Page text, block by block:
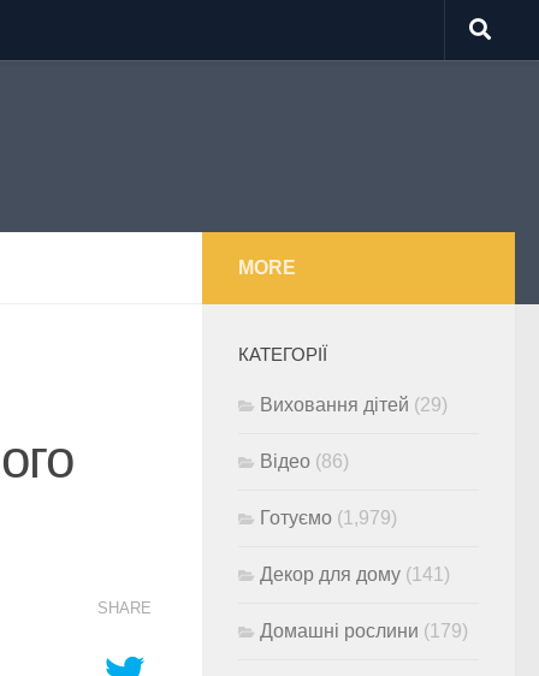
SHARE
MORE
КАТЕГОРІЇ
Виховання дітей (29)
Відео (86)
Готуємо (1,979)
Декор для дому (141)
Домашні рослини (179)